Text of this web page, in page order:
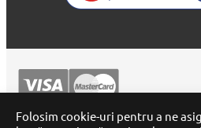
2026
Folosim cookie-uri pentru a ne